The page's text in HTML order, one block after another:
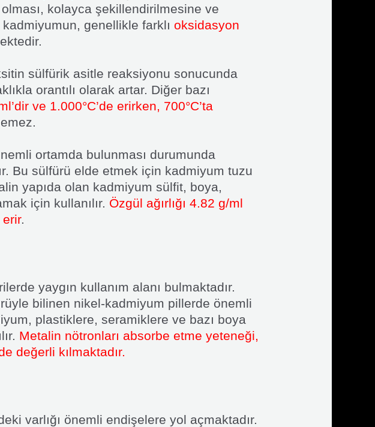
kolayca şekillendirilmesine ve
genellikle farklı oksidasyon
sülfürik asitle reaksiyonu sonucunda
orantılı olarak artar. Diğer bazı
ve 1.000°C’de erirken, 700°C’ta
ortamda bulunması durumunda
Bu sülfürü elde etmek için kadmiyum tuzu
yapıda olan kadmiyum sülfit, boya,
için kullanılır. Özgül ağırlığı 4.82 g/ml
erir.
yaygın kullanım alanı bulmaktadır.
bilinen nikel-kadmiyum pillerde önemli
plastiklere, seramiklere ve bazı boya
Metalin nötronları absorbe etme yeteneği,
değerli kılmaktadır.
varlığı önemli endişelere yol açmaktadır.